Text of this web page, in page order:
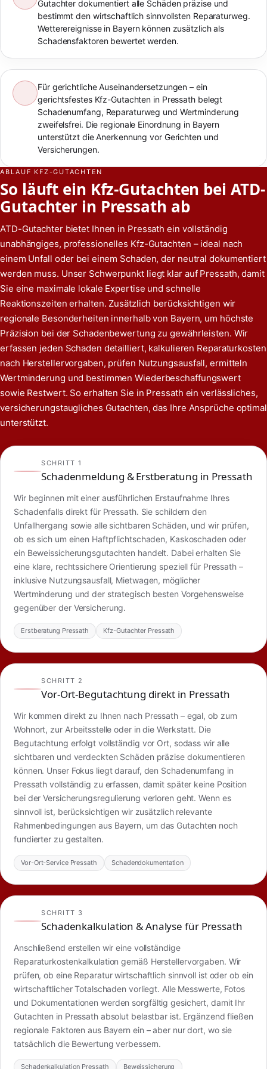
Gutachter dokumentiert alle Schäden präzise und
bestimmt den wirtschaftlich sinnvollsten Reparaturweg.
Wetterereignisse in Bayern können zusätzlich als
Schadensfaktoren bewertet werden.
Für gerichtliche Auseinandersetzungen – ein
gerichtsfestes Kfz-Gutachten in Pressath belegt
Schadenumfang, Reparaturweg und Wertminderung
zweifelsfrei. Die regionale Einordnung in Bayern
unterstützt die Anerkennung vor Gerichten und
Versicherungen.
ABLAUF KFZ-GUTACHTEN
So läuft ein Kfz-Gutachten bei ATD-
Gutachter in Pressath ab
ATD-Gutachter bietet Ihnen in Pressath ein vollständig
unabhängiges, professionelles Kfz-Gutachten – ideal nach
einem Unfall oder bei einem Schaden, der neutral dokumentiert
werden muss. Unser Schwerpunkt liegt klar auf Pressath, damit
Sie eine maximale lokale Expertise und schnelle
Reaktionszeiten erhalten. Zusätzlich berücksichtigen wir
regionale Besonderheiten innerhalb von Bayern, um höchste
Präzision bei der Schadenbewertung zu gewährleisten. Wir
erfassen jeden Schaden detailliert, kalkulieren Reparaturkosten
nach Herstellervorgaben, prüfen Nutzungsausfall, ermitteln
Wertminderung und bestimmen Wiederbeschaffungswert
sowie Restwert. So erhalten Sie in Pressath ein verlässliches,
versicherungstaugliches Gutachten, das Ihre Ansprüche optimal
unterstützt.
SCHRITT 1
Schadenmeldung & Erstberatung in Pressath
Wir beginnen mit einer ausführlichen Erstaufnahme Ihres
Schadenfalls direkt für Pressath. Sie schildern den
Unfallhergang sowie alle sichtbaren Schäden, und wir prüfen,
ob es sich um einen Haftpflichtschaden, Kaskoschaden oder
ein Beweissicherungsgutachten handelt. Dabei erhalten Sie
eine klare, rechtssichere Orientierung speziell für Pressath –
inklusive Nutzungsausfall, Mietwagen, möglicher
Wertminderung und der strategisch besten Vorgehensweise
gegenüber der Versicherung.
Erstberatung Pressath Kfz-Gutachter Pressath
SCHRITT 2
Vor-Ort-Begutachtung direkt in Pressath
Wir kommen direkt zu Ihnen nach Pressath – egal, ob zum
Wohnort, zur Arbeitsstelle oder in die Werkstatt. Die
Begutachtung erfolgt vollständig vor Ort, sodass wir alle
sichtbaren und verdeckten Schäden präzise dokumentieren
können. Unser Fokus liegt darauf, den Schadenumfang in
Pressath vollständig zu erfassen, damit später keine Position
bei der Versicherungsregulierung verloren geht. Wenn es
sinnvoll ist, berücksichtigen wir zusätzlich relevante
Rahmenbedingungen aus Bayern, um das Gutachten noch
fundierter zu gestalten.
Vor-Ort-Service Pressath Schadendokumentation
SCHRITT 3
Schadenkalkulation & Analyse für Pressath
Anschließend erstellen wir eine vollständige
Reparaturkostenkalkulation gemäß Herstellervorgaben. Wir
prüfen, ob eine Reparatur wirtschaftlich sinnvoll ist oder ob ein
wirtschaftlicher Totalschaden vorliegt. Alle Messwerte, Fotos
und Dokumentationen werden sorgfältig gesichert, damit Ihr
Gutachten in Pressath absolut belastbar ist. Ergänzend fließen
regionale Faktoren aus Bayern ein – aber nur dort, wo sie
tatsächlich die Bewertung verbessern.
Schadenkalkulation Pressath Beweissicherung